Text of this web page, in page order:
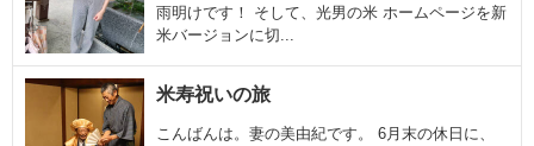
雨明けです！ そして、光男の米 ホームページを新
米バージョンに切...
米寿祝いの旅
こんばんは。妻の美由紀です。 6月末の休日に、